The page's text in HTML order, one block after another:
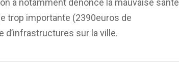
a notamment dénoncé la mauvaise santé
trop importante (2390euros de
sur la ville.